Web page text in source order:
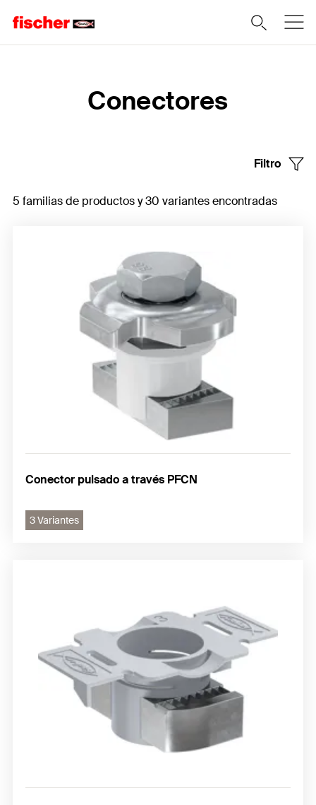
Conectores
Filtro
5 familias de productos y 30 variantes encontradas
Conector pulsado a través PFCN
3 Variantes